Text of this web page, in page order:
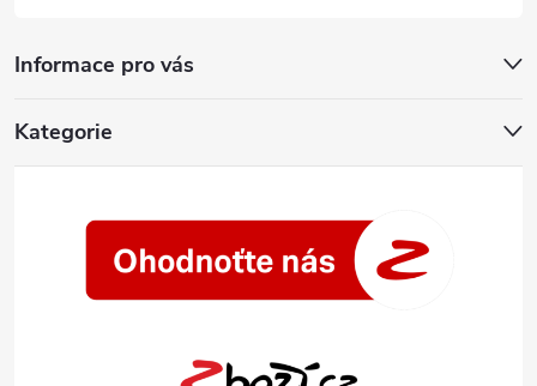
Informace pro vás
Kategorie